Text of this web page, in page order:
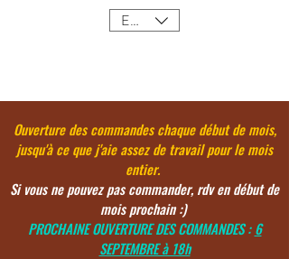
EUR (€)
Ouverture des commandes chaque début de mois,
jusqu'à ceque j'aie assez de travail pour le mois
entier.
Si vous ne pouvez pas commander, rdv en début de
mois prochain :)
PROCHAINE OUVERTURE DES COMMANDES :6
SEPTEMBRE à 18h